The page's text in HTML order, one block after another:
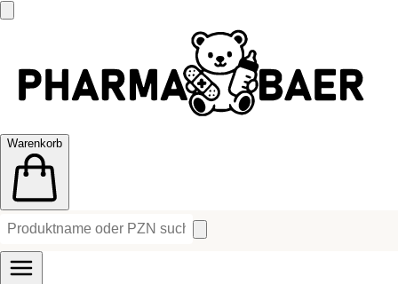
Warenkorb